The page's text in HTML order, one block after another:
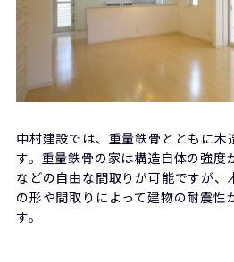
中村建設では、重量鉄骨とともに木
す。重量鉄骨の家は構造自体の強度
などの自由な間取りが可能ですが、
の形や間取りによって建物の耐震性
す。